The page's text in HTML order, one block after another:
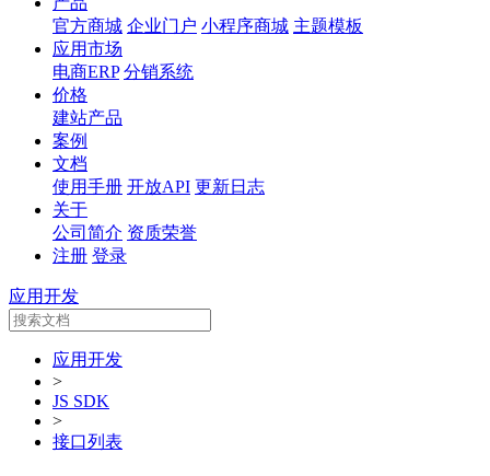
官方商城 企业门户 小程序商城 主题模板
应用市场
电商ERP 分销系统
价格
建站产品
案例
文档
使用手册 开放API 更新日志
关于
公司简介 资质荣誉
注册 登录
应用开发
应用开发
>
JS SDK
>
接口列表